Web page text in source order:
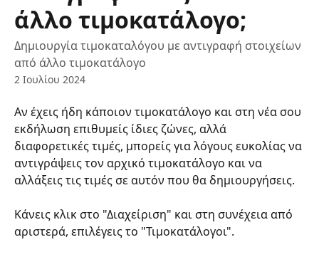
άλλο τιμοκατάλογο;
Δημιουργία τιμοκαταλόγου με αντιγραφή στοιχείων
από άλλο τιμοκατάλογο
2 Ιουλίου 2024
Αν έχεις ήδη κάποιον τιμοκατάλογο και στη νέα σου
εκδήλωση επιθυμείς ίδιες ζώνες, αλλά
διαφορετικές τιμές, μπορείς για λόγους ευκολίας να
αντιγράψεις τον αρχικό τιμοκατάλογο και να
αλλάξεις τις τιμές σε αυτόν που θα δημιουργήσεις.
Κάνεις κλικ στο "Διαχείριση" και στη συνέχεια από
αριστερά, επιλέγεις το "Τιμοκατάλογοι".